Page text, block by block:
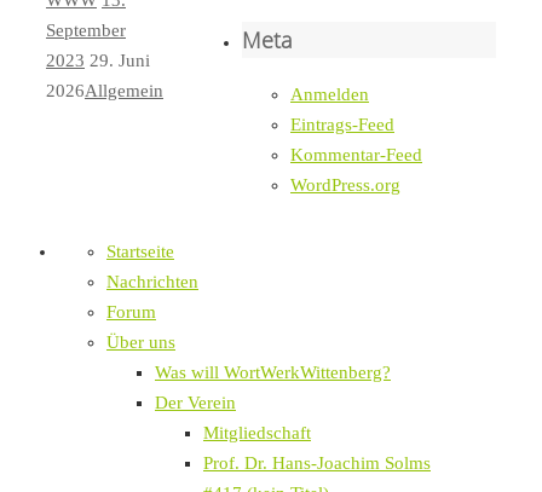
September
2023 29. Juni
2026Allgemein
Meta
Anmelden
Eintrags-Feed
Kommentar-Feed
WordPress.org
Startseite
Nachrichten
Forum
Über uns
Was will WortWerkWittenberg?
Der Verein
Mitgliedschaft
Prof. Dr. Hans-Joachim Solms